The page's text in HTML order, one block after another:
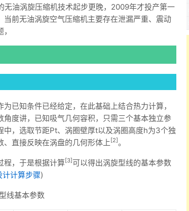
无油涡旋压缩机技术起步更晚，2009年才投产第一
前无油涡旋空气压缩机主要存在泄漏严重、震动
已知条件已经给定，在此基础上结合热力计算，
度讲，已知吸气几何容积，只需三个基本独立参
，选取节距Pt、涡圈壁厚t以及涡圈高度h为3个独
直接反映在涡盘的几何形体上[2]。
程，于是根据计算[3]可以得出涡旋型线的基本参数
计算步骤)
线基本参数